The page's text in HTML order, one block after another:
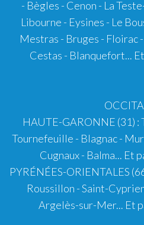
- Bègles - Cenon - La
Libourne - Eysines - Le
Mestras - Bruges - Floirac
Cestas - Blanquefort...
HAUTE-GARONNE (31) :
Tournefeuille - Blagnac -
Cugnaux - Balma... Et
PYRÉNÉES-ORIENTALES
Roussillon - Saint-
Argelès-sur-Mer... Et